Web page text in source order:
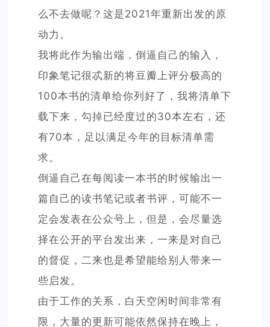
么不去做呢？这是2021年重新出发的原
动力。
我将此作为输出端，倒逼自己的输入，
印象笔记很忒新的将豆瓣上评分极高的
100本书的清单给你列好了，我将清单下
载下来，勾掉已经度过的30本左右，还
有70本，足以满足今年的目标清单需
求。
倒逼自己在每阅读一本书的时候输出一
篇自己的读书笔记或者书评，可能不一
定会发表在公众号上，但是，会尽量选
择在公开的平台发出来，一来是对自己
的督促，二来也是希望能给别人带来一
些启发。
由于工作的关系，白天空闲时间非常有
限，大量的更新可能依然保持在晚上，